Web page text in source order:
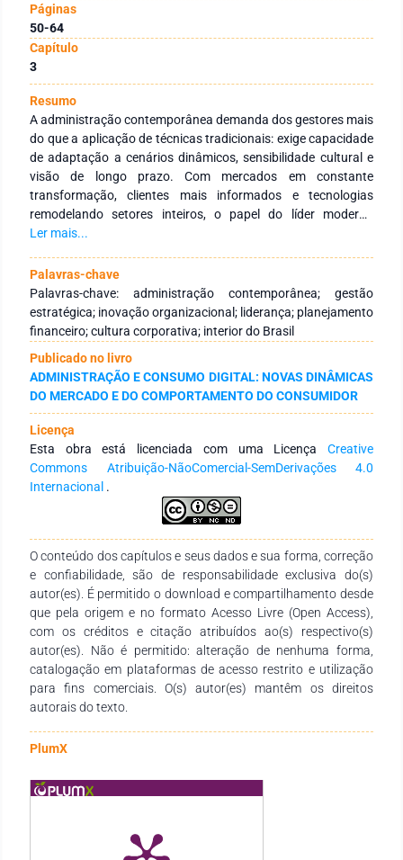
Páginas
50-64
Capítulo
3
Resumo
A administração contemporânea demanda dos gestores mais
do que a aplicação de técnicas tradicionais: exige capacidade
de adaptação a cenários dinâmicos, sensibilidade cultural e
visão de longo prazo. Com mercados em constante
transformação, clientes mais informados e tecnologias
remodelando setores inteiros, o papel do líder moderno
ultrapassa a gestão operacional e passa a integrar a
implementação de inovações sustentáveis. Este artigo busca
refletir sobre como esses conceitos se aplicam na prática,
especialmente em organizações que atuam em cidades de
menor porte no interior do Brasil, onde os vínculos sociais e a
reputação local assumem peso determinante. A partir da
análise de experiências reais, exploram-se estratégias de
gestão adaptadas à realidade local, os impactos da
transformação digital, o papel da cultura organizacional
como diferencial competitivo e os desafios que emergem
nesse contexto. Ao final, defende-se que a administração
contemporânea, quando aplicada com sensibilidade e rigor
metodológico, pode impulsionar não apenas resultados
financeiros, mas também a transformação social e
Ler mais...
Palavras-chave
Palavras-chave: administração contemporânea; gestão
estratégica; inovação organizacional; liderança; planejamento
financeiro; cultura corporativa; interior do Brasil
Publicado no livro
ADMINISTRAÇÃO E CONSUMO DIGITAL: NOVAS DINÂMICAS
DO MERCADO E DO COMPORTAMENTO DO CONSUMIDOR
Licença
Esta obra está licenciada com uma Licença Creative
Commons Atribuição-NãoComercial-SemDerivações 4.0
Internacional .
O conteúdo dos capítulos e seus dados e sua forma, correção
e confiabilidade, são de responsabilidade exclusiva do(s)
autor(es). É permitido o download e compartilhamento desde
que pela origem e no formato Acesso Livre (Open Access),
com os créditos e citação atribuídos ao(s) respectivo(s)
autor(es). Não é permitido: alteração de nenhuma forma,
catalogação em plataformas de acesso restrito e utilização
para fins comerciais. O(s) autor(es) mantêm os direitos
autorais do texto.
PlumX